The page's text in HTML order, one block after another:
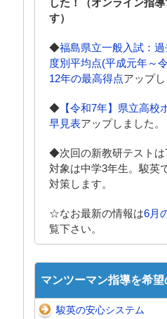
した！（オンライン指
す）
◆福島県立一般入試：
度別平均点(平成元年～
12年の最高得点アップし
◆ 【令和7年】県立高校
早見表アップしました。
◆次回の新教研テストは
対象は中学3年生。駿英
対策します。
☆なお最新の情報は6月
覧下さい。
マンツーマン指導を希望
駿英の安心システム